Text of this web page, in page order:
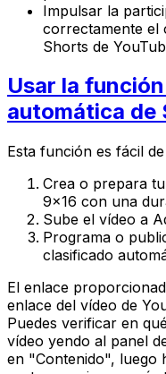
Impulsar la
correctamente el
Shorts de
Usar la
automática de
Esta función es fácil
Crea o prepara
9x16 con una
Sube el vídeo a
Programa o
clasificado
El enlace
enlace del vídeo de
Puedes verificar en
vídeo yendo al panel
en "Contenido", luego